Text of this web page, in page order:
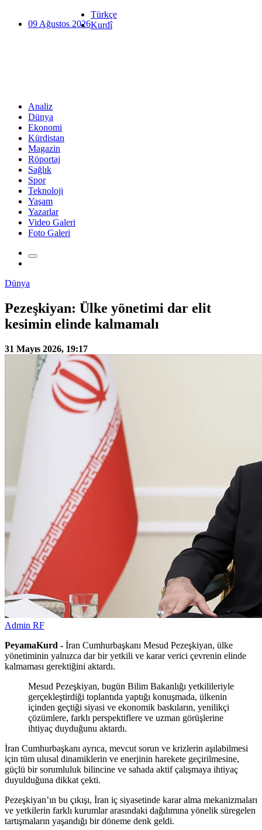
09 Ağustos 2026
Türkçe
Kurdî
Analiz
Dünya
Ekonomi
Kürdistan
Magazin
Röportaj
Sağlık
Spor
Teknoloji
Yaşam
Yazarlar
Video Galeri
Foto Galeri
Dünya
Pezeşkiyan: Ülke yönetimi dar elit
kesimin elinde kalmamalı
31 Mayıs 2026, 19:17
Admin RF
PeyamaKurd - İran Cumhurbaşkanı Mesud Pezeşkiyan, ülke
yönetiminin yalnızca dar bir yetkili ve karar verici çevrenin elinde
kalmaması gerektiğini aktardı.
Mesud Pezeşkiyan, bugün Bilim Bakanlığı yetkilileriyle
gerçekleştirdiği toplantıda yaptığı konuşmada, ülkenin
içinden geçtiği siyasi ve ekonomik baskıların, yenilikçi
çözümlere, farklı perspektiflere ve uzman görüşlerine
ihtiyaç duyduğunu aktardı.
İran Cumhurbaşkanı ayrıca, mevcut sorun ve krizlerin aşılabilmesi
için tüm ulusal dinamiklerin ve enerjinin harekete geçirilmesine,
güçlü bir sorumluluk bilincine ve sahada aktif çalışmaya ihtiyaç
duyulduğuna dikkat çekti.
Pezeşkiyan’ın bu çıkışı, İran iç siyasetinde karar alma mekanizmaları
ve yetkilerin farklı kurumlar arasındaki dağılımına yönelik süregelen
tartışmaların yaşandığı bir döneme denk geldi.